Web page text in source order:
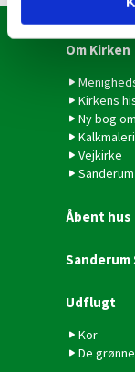
Om Kirken
Kirkens
Ny bog
Vejkirke
Åbent hus
Udflugt
Kor
De